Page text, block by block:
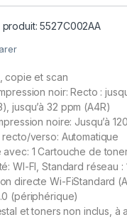
5527C002AA
copie et scan
noir: Recto :
jusqu’à 32 ppm (A4R)
noire: Jusqu’à
recto/verso: Automatique
avec: 1 Cartouche de
WI-FI, Standard réseau
directe Wi-FiStandard
(périphérique)
et toners non inclus, à